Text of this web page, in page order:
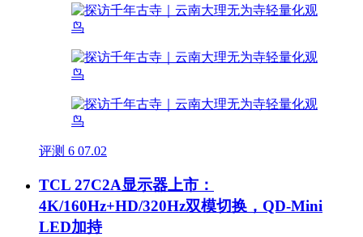
评测 6 07.02
TCL 27C2A显示器上市：
4K/160Hz+HD/320Hz双模切换，QD-Mini
LED加持